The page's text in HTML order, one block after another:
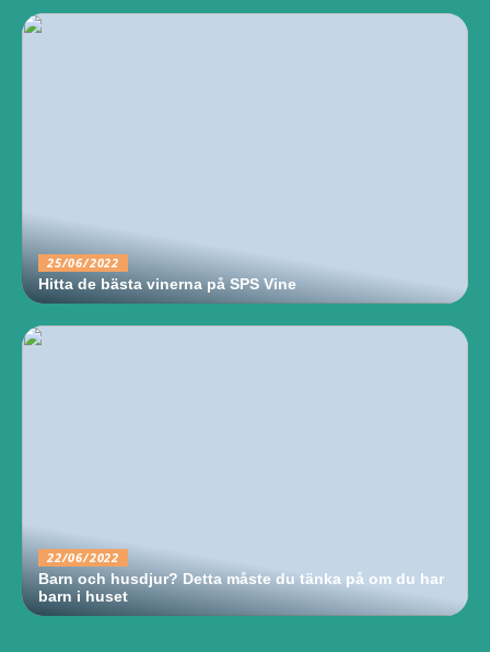
25/06/2022
Hitta de bästa vinerna på SPS Vine
22/06/2022
Barn och husdjur? Detta måste du tänka på om du har
barn i huset